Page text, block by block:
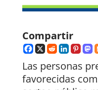
Compartir
Las personas
favorecidas